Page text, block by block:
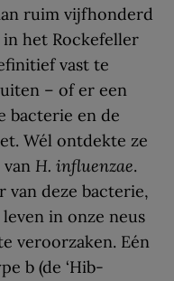
ruim vijfhonderd
het Rockefeller
vast te
– of er een
bacterie en de
Wél ontdekte ze
H. influenzae.
van deze bacterie,
in onze neus
veroorzaken. Eén
b (de ‘Hib-